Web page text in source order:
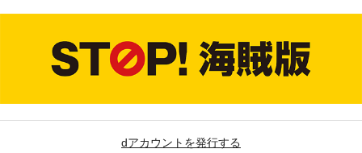
dアカウントを発行する